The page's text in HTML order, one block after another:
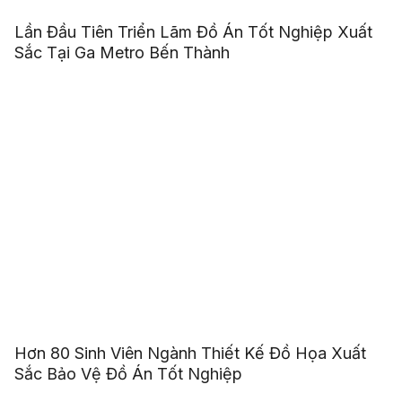
Lần Đầu Tiên Triển Lãm Đồ Án Tốt Nghiệp Xuất
Sắc Tại Ga Metro Bến Thành
Hơn 80 Sinh Viên Ngành Thiết Kế Đồ Họa Xuất
Sắc Bảo Vệ Đồ Án Tốt Nghiệp